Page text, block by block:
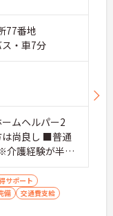
77番地
・車7分
ムヘルパー2
は尚良し ■普通
介護経験が半年
サポート
備
交通費支給